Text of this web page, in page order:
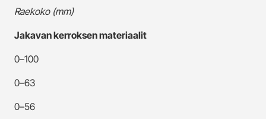
Raekoko (mm)
Jakavan kerroksen materiaalit
0–100
0–63
0–56